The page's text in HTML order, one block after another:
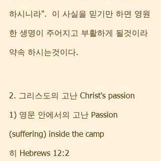
하시니라".  이 사실을 믿기만 하면 영원
한 생명이 주어지고 부활하게 될것이라
약속 하시는것이다.
2. 그리스도의 고난 Christ's passion
1) 영문 안에서의 고난 Passion
(suffering) inside the camp
히 Hebrews 12:2